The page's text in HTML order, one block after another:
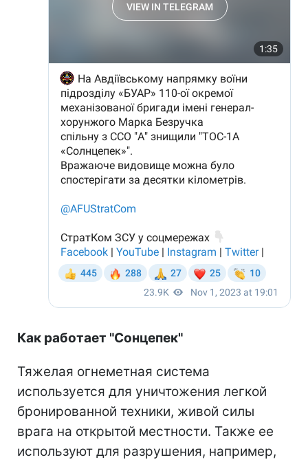
Как работает "Сонцепек"
Тяжелая огнеметная система
используется для уничтожения легкой
бронированной техники, живой силы
врага на открытой местности. Также ее
используют для разрушения, например,